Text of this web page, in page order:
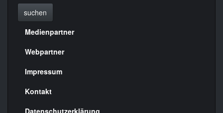
suchen
Menülinks
rechte
Seite
Medienpartner
Webpartner
Impressum
Kontakt